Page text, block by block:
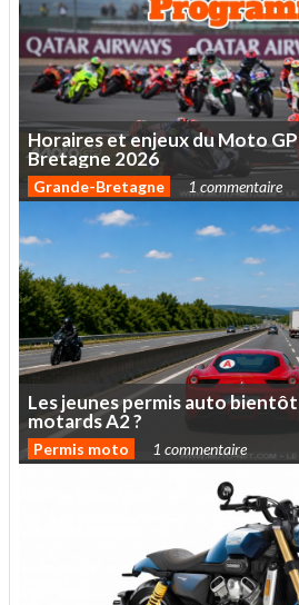
HorairesetenjeuxduMotoGP
Bretagne 2026
Grande-Bretagne 1 commentaire
Lesjeunespermisautobientôt
motardsA2?
Permis moto 1 commentaire